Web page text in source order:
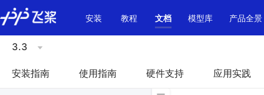
\u200E
安装
教程 文档 模型库 产品全景
3.3
安装指南 使用指南 硬件支持 应用实践